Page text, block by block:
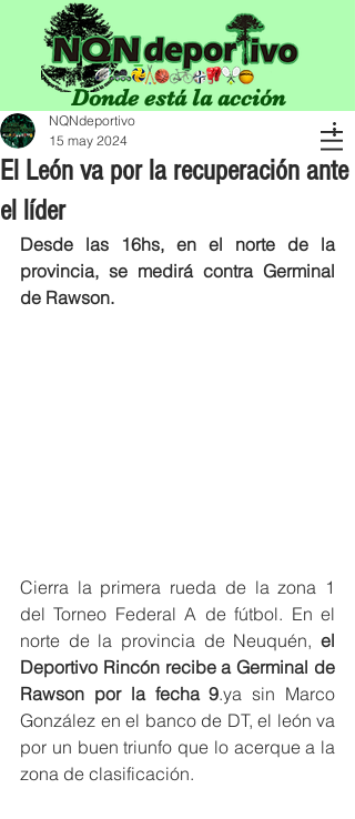
Donde está la acción
El León va por la recuperación ante
el líder
NQNdeportivo
15 may 2024
Desde las 16hs, en el norte de la
provincia, se medirá contra Germinal
de Rawson.
Cierra la primera rueda de la zona 1
del Torneo Federal A de fútbol. En el
norte de la provincia de Neuquén, el
Deportivo Rincón recibe a Germinal de
Rawson por la fecha 9.ya sin Marco
González en el banco de DT, el león va
por un buen triunfo que lo acerque a la
zona de clasificación.